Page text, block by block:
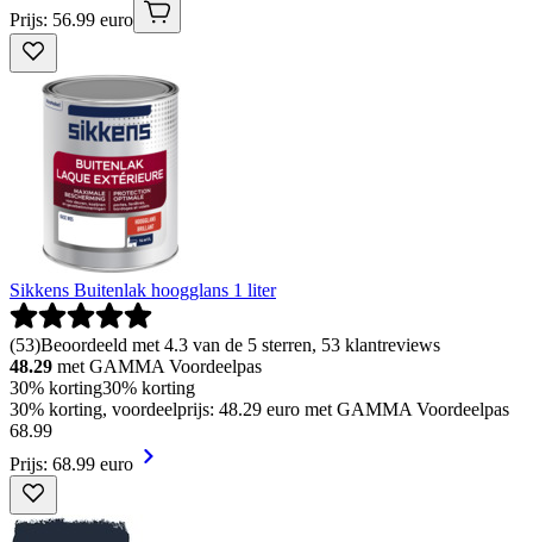
Prijs: 56.99 euro
Sikkens Buitenlak hoogglans 1 liter
(53)Beoordeeld met 4.3 van de 5 sterren, 53 klantreviews
48.29 met GAMMA Voordeelpas
30% korting30% korting
30% korting, voordeelprijs: 48.29 euro met GAMMA Voordeelpas
68.99
Prijs: 68.99 euro